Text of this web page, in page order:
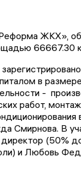
ЖКХ»,
66667.30
в
-
работ,
Смирнова. В
(50%
и Любовь